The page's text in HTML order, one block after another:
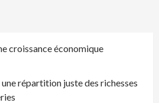
croissance économique
une répartition juste des richesses